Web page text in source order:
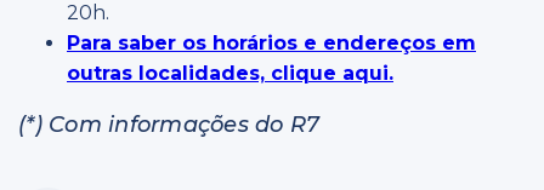
20h.
Para saber os horários e endereços em
outras localidades, clique aqui.
(*) Com informações do R7